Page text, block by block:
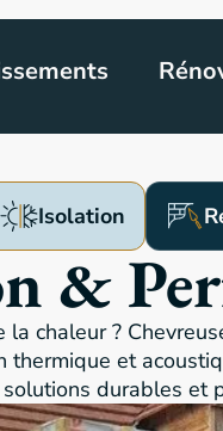
Isolation
&
la chaleur ?
thermique et
solutions durables et